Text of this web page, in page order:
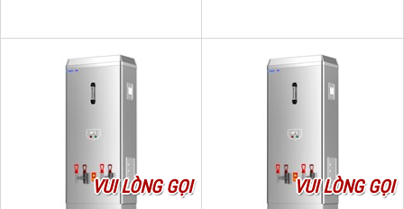
VUI LÒNG GỌI VUI LÒNG GỌI